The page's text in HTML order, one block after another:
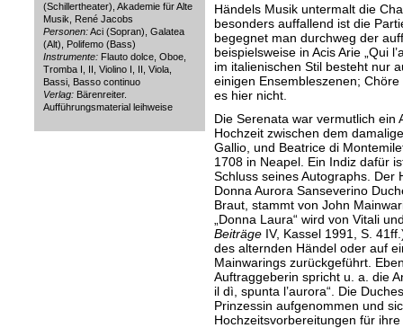
(Schillertheater), Akademie für Alte
Musik, René Jacobs
Personen:Aci (Sopran), Galatea
(Alt), Polifemo (Bass)
Instrumente:Flauto dolce, Oboe,
Tromba I, II, Violino I, II, Viola,
Bassi, Basso continuo
Verlag:Bärenreiter.
Aufführungsmaterial leihweise
Händels Musik untermalt die
besonders auffallend ist die
begegnet man durchweg der
beispielsweise in Acis Arie „Qui
im italienischen Stil besteht nur
einigen Ensembleszenen;
es hier nicht.
Die Serenata war vermutlich ein
Hochzeit zwischen dem
Gallio, und Beatrice di
1708 in Neapel. Ein Indiz dafür
Schluss seines Autographs. Der
Donna Aurora Sanseverino
Braut, stammt von John
„Donna Laura“ wird von Vitali
BeiträgeIV, Kassel 1991, S.
des alternden Händel oder auf
Mainwarings zurückgeführt.
Auftraggeberin spricht u. a. die
il dì, spunta l’aurora“. Die
Prinzessin aufgenommen und
Hochzeitsvorbereitungen für